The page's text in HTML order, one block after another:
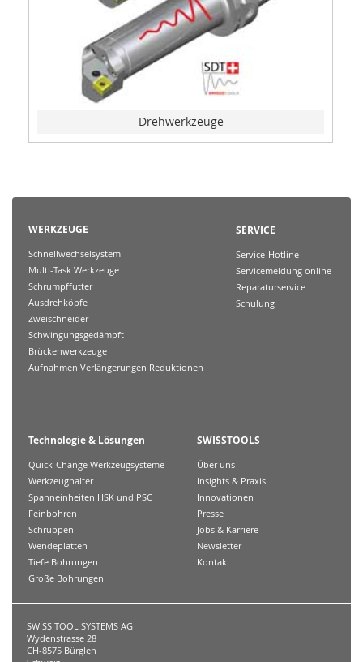
Drehwerkzeuge
WERKZEUGE
Schnellwechselsystem
Multi-Task Werkzeuge
Schrumpffutter
Ausdrehköpfe
Zweischneider
Schwingungsgedämpft
Brückenwerkzeuge
Aufnahmen Verlängerungen Reduktionen
SERVICE
Service-Hotline
Servicemeldung online
Reparaturservice
Schulung
Technologie & Lösungen
Quick-Change Werkzeugsysteme
Werkzeughalter
Spanneinheiten HSK und PSC
Feinbohren
Schruppen
Wendeplatten
Tiefe Bohrungen
Große Bohrungen
SWISSTOOLS
Über uns
Insights & Praxis
Innovationen
Presse
Jobs & Karriere
Newsletter
Kontakt
SWISS TOOL SYSTEMS AG
Wydenstrasse 28
CH-8575 Bürglen